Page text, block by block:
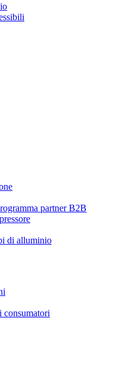
partner B2B
di alluminio
consumatori